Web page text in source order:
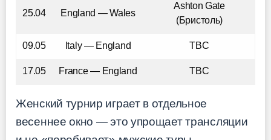
25.04 England — Wales
Ashton Gate
(Бристоль)
09.05 Italy — England TBC
17.05 France — England TBC
Женский турнир играет в отдельное
весеннее окно — это упрощает трансляции